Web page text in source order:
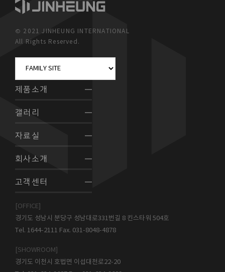
© 2021 JINHEUNG INTERNATIONAL
All Rights Reserved.
제품소개
갤러리
자료실
회사소개
고객센터
[OFFICE]
경기도 성남시 분당구 성남대로331번길 8 킨스타워 504호
Tel. 1644-2111 Fax. 031-8048-4878
[SHOWROOM]
경기도 이천시 호법면 이섭대천로22-20